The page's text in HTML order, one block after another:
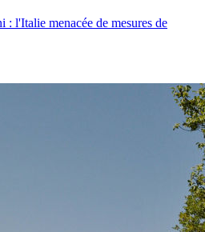
: l'Italie menacée de mesures de